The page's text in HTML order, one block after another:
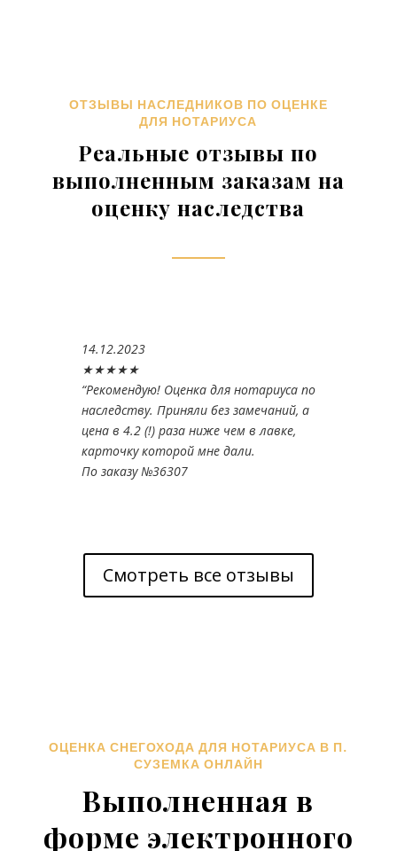
ОТЗЫВЫ НАСЛЕДНИКОВ ПО ОЦЕНКЕ
ДЛЯ НОТАРИУСА
Реальные отзывы по
выполненным заказам на
оценку наследства
14.12.2023
★★★★★
“Рекомендую! Оценка для нотариуса по
наследству. Приняли без замечаний, а
цена в 4.2 (!) раза ниже чем в лавке,
карточку которой мне дали.
По заказу №36307
Смотреть все отзывы
ОЦЕНКА СНЕГОХОДА ДЛЯ НОТАРИУСА В П.
СУЗЕМКА ОНЛАЙН
Выполненная в
форме электронного